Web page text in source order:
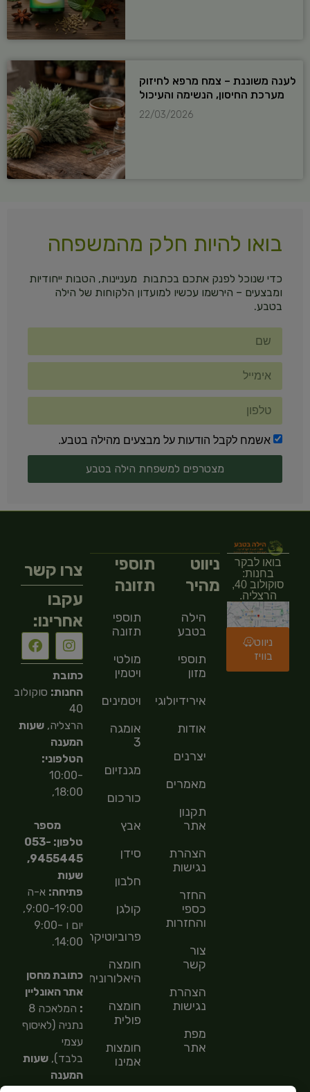
לענה משוננת – צמח מרפא לחיזוק
מערכת החיסון, הנשימה והעיכול
22/03/2026
בואו להיות חלק מהמשפחה
בטבע.
אשמח לקבל הודעות על מבצעים מהילה בטבע.
מצטרפים למשפחת הילה בטבע
בואו לבקר
בחנות:
סוקולוב 40,
הרצליה.
ניווט
בוויז
ניווט
מהיר
הילה
בטבע
תוספי
מזון
אירידיולוגיה
אודות
יצרנים
מאמרים
תקנון
אתר
הצהרת
נגישות
החזר
כספי
והחזרות
צור
קשר
הצהרת
נגישות
מפת
אתר
תוספי
תזונה
תוספי
תזונה
מולטי
ויטמין
ויטמינים
אומגה
3
מגנזיום
כורכום
אבץ
סידן
חלבון
קולגן
פרוביוטיקה
חומצה
היאלורונית
חומצה
פולית
חומצות
אמינו
צרו קשר
עקבו
אחרינו:
כתובת
החנות: סוקולוב
40
הרצליה,שעות
המענה
הטלפוני:
10:00-
18:00,
מספר
טלפון: 053-
9455445,
שעות
פתיחה: א-ה
9:00-19:00,
יום ו 9:00-
14:00.
כתובת מחסן
אתר האונליין
:
המלאכה 8
נתניה (לאיסוף
עצמי
בלבד),שעות
המענה